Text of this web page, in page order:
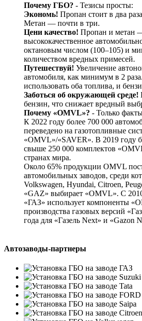
Почему ГБО? - Тезисы просты:
Экономь! Пропан стоит в два
Метан — почти в три.
Цени качество! Пропан и метан
высококачественное
октановым числом (100–105) и
количеством вредных примесей.
Путешествуй! Увеличение
автомобиля, как минимум в 2
использовать оба топлива, и
Заботься об окружающей среде!
бензин, что снижает вредный
Почему «OMVL»? - Только
К 2022 году более 700 000
переведено на газотопливные
«OMVL»/«SAVER». В 2019 году
свыше 250 000 комплектов
странах мира.
Около 65% продукции OMVL
автомобильных заводов, среди
Volkswagen, Hyundai, Citroen,
«GAZ» выбирает «OMVL». С 2010
«ГАЗ» использует компоненты
производства газовых версий
года для «Газель Next» и «Gazon
Автозаводы-партнеры